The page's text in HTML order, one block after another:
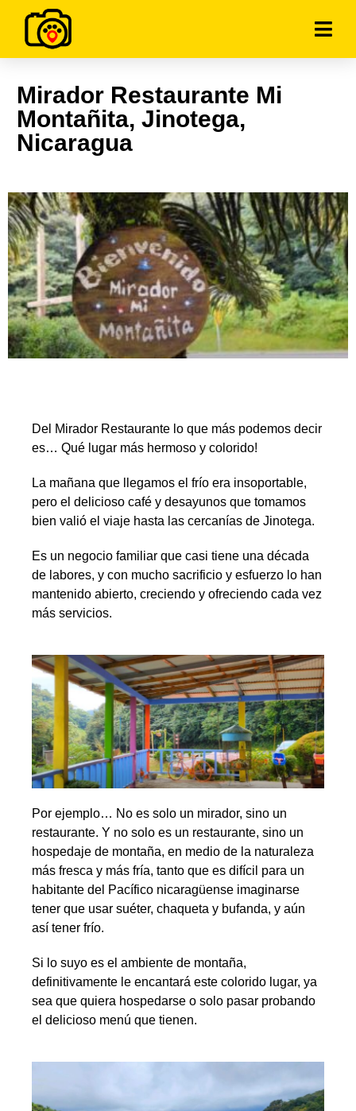
Mirador Restaurante Mi
Montañita, Jinotega,
Nicaragua
Del Mirador Restaurante lo que más podemos decir
es… Qué lugar más hermoso y colorido!
La mañana que llegamos el frío era insoportable,
pero el delicioso café y desayunos que tomamos
bien valió el viaje hasta las cercanías de Jinotega.
Es un negocio familiar que casi tiene una década
de labores, y con mucho sacrificio y esfuerzo lo han
mantenido abierto, creciendo y ofreciendo cada vez
más servicios.
Por ejemplo… No es solo un mirador, sino un
restaurante. Y no solo es un restaurante, sino un
hospedaje de montaña, en medio de la naturaleza
más fresca y más fría, tanto que es difícil para un
habitante del Pacífico nicaragüense imaginarse
tener que usar suéter, chaqueta y bufanda, y aún
así tener frío.
Si lo suyo es el ambiente de montaña,
definitivamente le encantará este colorido lugar, ya
sea que quiera hospedarse o solo pasar probando
el delicioso menú que tienen.